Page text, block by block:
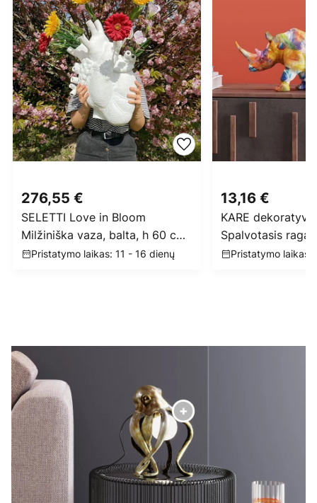
276,55 €
SELETTI Love in Bloom
Milžiniška vaza, balta, h 60 cm,
stiklo pluoštas
Pristatymo laikas: 11 - 16 dienų
13,16 €
KARE
Spalvotasis
polirezinas,
Pristatymo laikas: